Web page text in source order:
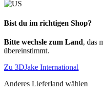
Bist du im richtigen Shop?
Bitte wechsle zum Land, das
übereinstimmt.
Zu 3DJake International
Anderes Lieferland wählen